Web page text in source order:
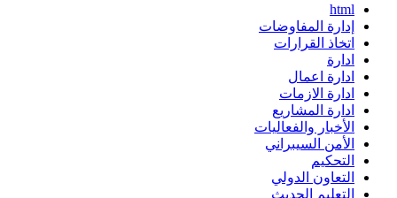
html
إدارة المفاوضات
اتخاذ القرارات
ادارة
ادارة اعمال
ادارة الازمات
ادارة المشاريع
الأخبار والفعاليات
الأمن السيبراني
التحكيم
التعاون الدولي
التعليم الحديث